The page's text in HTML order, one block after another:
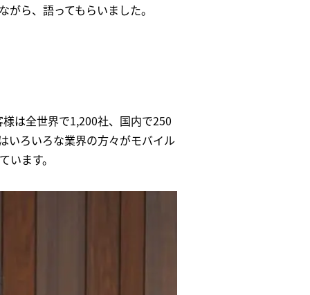
ら、語ってもらいました。
は全世界で1,200社、国内で250
いろいろな業界の方々がモバイル
ます。